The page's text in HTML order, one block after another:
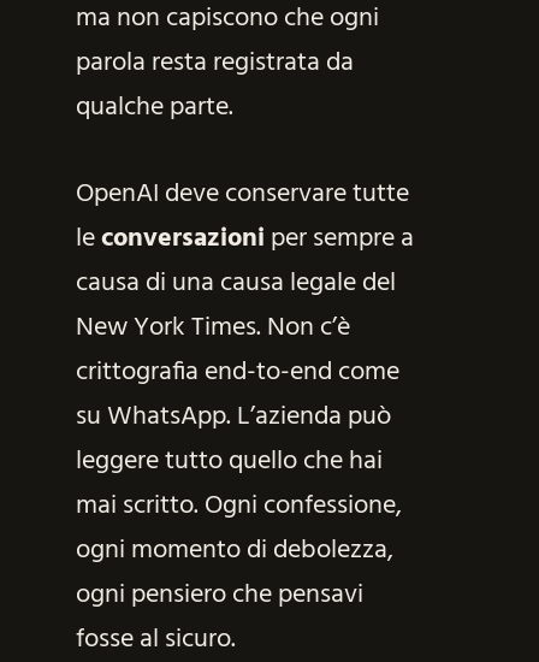
ma non capiscono che ogni
parola resta registrata da
qualche parte.
OpenAI deve conservare tutte
leconversazioni per sempre a
causa di una causa legale del
New York Times. Non c’è
crittografia end-to-end come
su WhatsApp. L’azienda può
leggere tutto quello che hai
mai scritto. Ogni confessione,
ogni momento di debolezza,
ogni pensiero che pensavi
fosse al sicuro.